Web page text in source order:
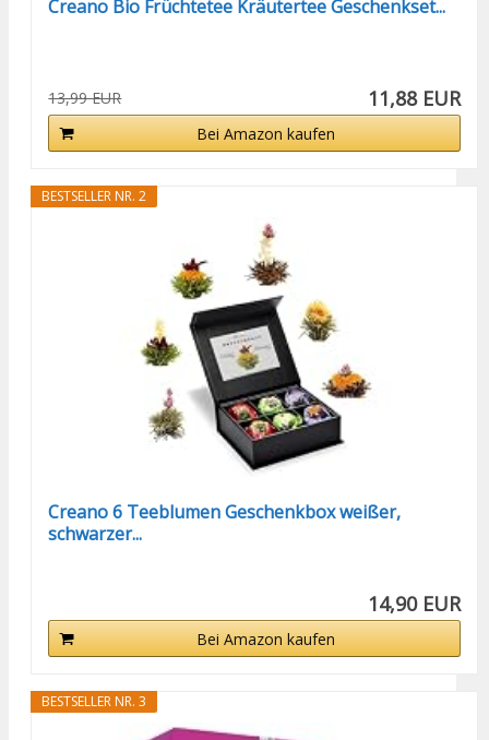
Creano Bio Früchtetee Kräutertee Geschenkset...
13,99 EUR 11,88 EUR
Bei Amazon kaufen
BESTSELLER NR. 2
Creano 6 Teeblumen Geschenkbox weißer,
schwarzer...
14,90 EUR
Bei Amazon kaufen
BESTSELLER NR. 3